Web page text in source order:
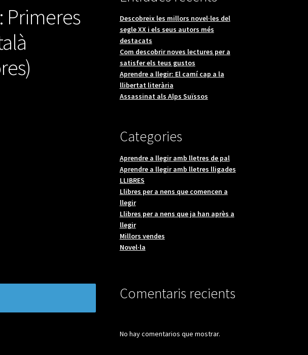
Primeres
Descobreix les millors novel·les del
segle XX i els seus autors més
destacats
Com descobrir noves lectures per a
satisfer els teus gustos
Aprendre a llegir: El camí cap a la
llibertat literària
Assassinat als Alps Suïssos
Categories
Aprendre a llegir amb lletres de pal
Aprendre a llegir amb lletres lligades
LLIBRES
Llibres per a nens que comencen a
llegir
Llibres per a nens que ja han après a
llegir
Millors vendes
Novel·la
Comentaris recients
No hay comentarios que mostrar.